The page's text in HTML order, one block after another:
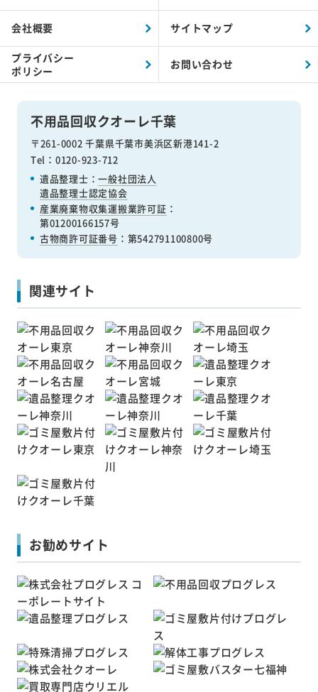
不用品回収クオーレ千葉
〒261-0002 千葉県千葉市美浜区新港141-2
Tel：0120-923-712
遺品整理士：一般社団法人
遺品整理士認定協会
産業廃棄物収集運搬業許可証 ：
第01200166157号
古物商許可証番号 ：第542791100800号
会社概要 サイトマップ
プライバシー
ポリシー
お問い合わせ
関連サイト
お勧めサイト